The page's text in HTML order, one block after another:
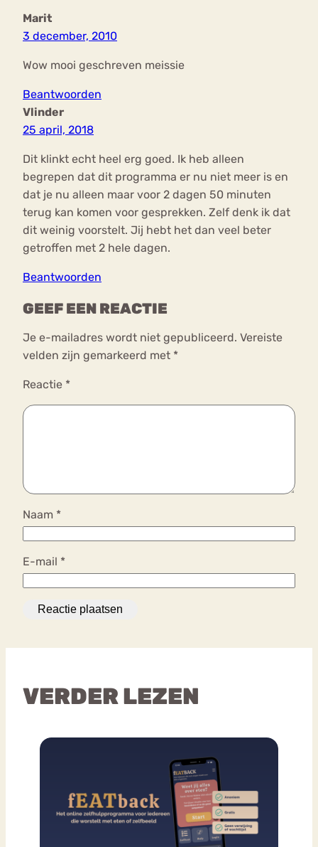
Marit
3 december, 2010
Wow mooi geschreven meissie
Beantwoorden
Vlinder
25 april, 2018
Dit klinkt echt heel erg goed. Ik heb alleen
begrepen dat dit programma er nu niet meer is en
dat je nu alleen maar voor 2 dagen 50 minuten
terug kan komen voor gesprekken. Zelf denk ik dat
dit weinig voorstelt. Jij hebt het dan veel beter
getroffen met 2 hele dagen.
Beantwoorden
GEEF EEN REACTIE
Je e-mailadres wordt niet gepubliceerd. Vereiste
velden zijn gemarkeerd met *
Reactie *
Naam *
E-mail *
VERDER LEZEN